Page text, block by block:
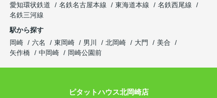
愛知環状鉄道
名鉄名古屋本線 東海道本線
名鉄西尾線
名鉄三河線
駅から探す
岡崎
六名 東岡崎 男川 北岡崎 大門
美合
矢作橋
中岡崎 岡崎公園前
ピタットハウス北岡崎店